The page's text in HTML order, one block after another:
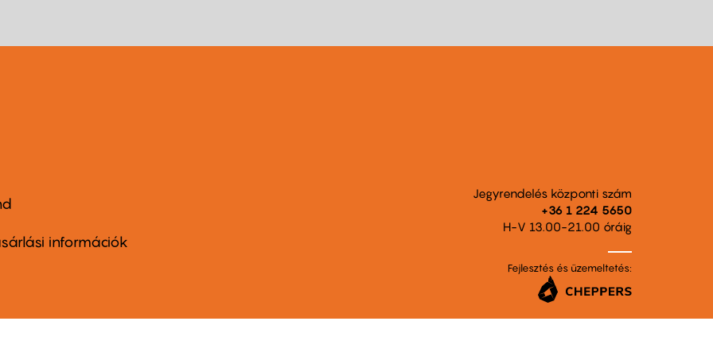
információk
Jegyrendelés központi szám
+36 1 224 5650
H-V 13.00-21.00 óráig
Fejlesztés és üzemeltetés: